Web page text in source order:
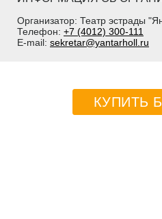
Организатор: Театр эстрады
Телефон: +7 (4012) 300-111
E-mail: sekretar@yantarholl.ru
КУПИТЬ